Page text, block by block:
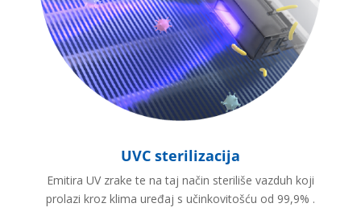
UVC sterilizacija
Emitira UV zrake te na taj način steriliše vazduh koji
prolazi kroz klima uređaj s učinkovitošću od 99,9% .